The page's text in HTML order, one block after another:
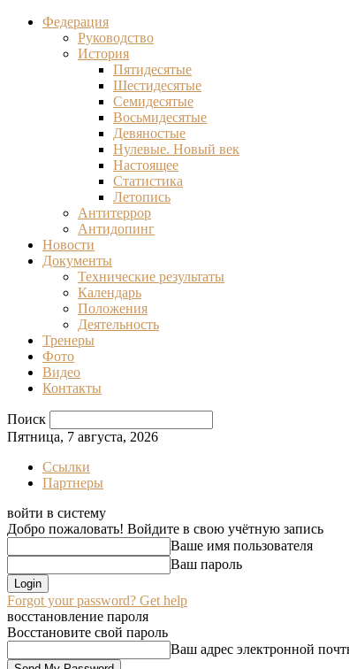
Федерация
Руководство
История
Пятидесятые
Шестидесятые
Семидесятые
Восьмидесятые
Девяностые
Нулевые. Новый век
Настоящее
Статистика
Летопись
Антитеррор
Антидопинг
Новости
Документы
Технические результаты
Календарь
Положения
Деятельность
Тренеры
Фото
Видео
Контакты
Поиск
Пятница, 7 августа, 2026
Ссылки
Партнеры
войти в систему
Добро пожаловать! Войдите в свою учётную запись
Ваше имя пользователя
Ваш пароль
Forgot your password? Get help
восстановление пароля
Восстановите свой пароль
Ваш адрес электронной